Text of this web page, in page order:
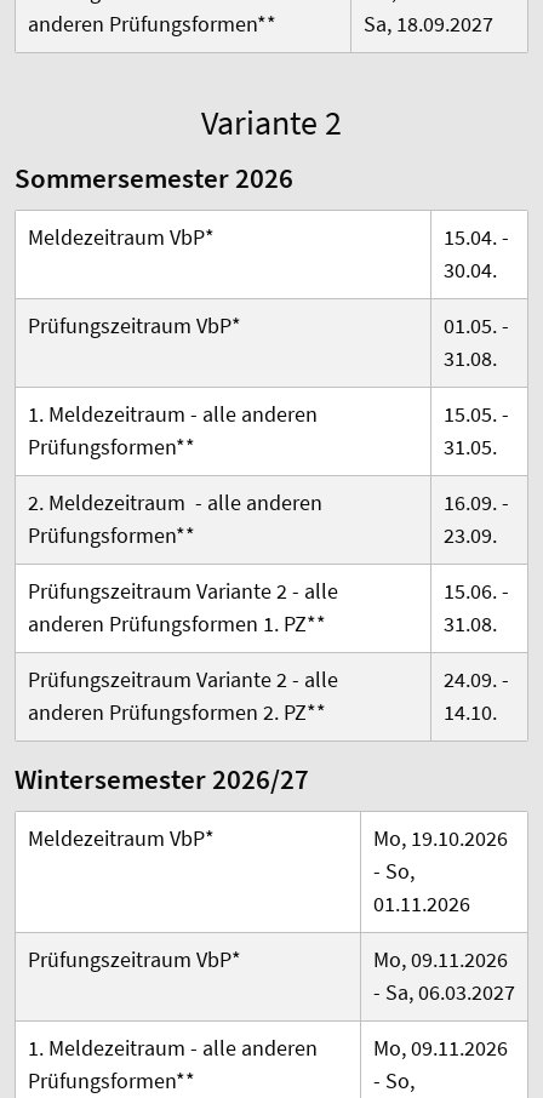
anderen Prüfungsformen**
Sa, 18.09.2027
Variante 2
Sommersemester 2026
Meldezeitraum VbP*
15.04. -
30.04.
Prüfungszeitraum VbP*
01.05. -
31.08.
1. Meldezeitraum - alle anderen
Prüfungsformen**
15.05. -
31.05.
2. Meldezeitraum - alle anderen
Prüfungsformen**
16.09. -
23.09.
Prüfungszeitraum Variante 2 - alle
anderen Prüfungsformen 1. PZ**
15.06. -
31.08.
Prüfungszeitraum Variante 2 - alle
anderen Prüfungsformen 2. PZ**
24.09. -
14.10.
Wintersemester 2026/27
Meldezeitraum VbP*
Mo, 19.10.2026
- So,
01.11.2026
Prüfungszeitraum VbP*
Mo, 09.11.2026
- Sa, 06.03.2027
1. Meldezeitraum - alle anderen
Prüfungsformen**
Mo, 09.11.2026
- So,